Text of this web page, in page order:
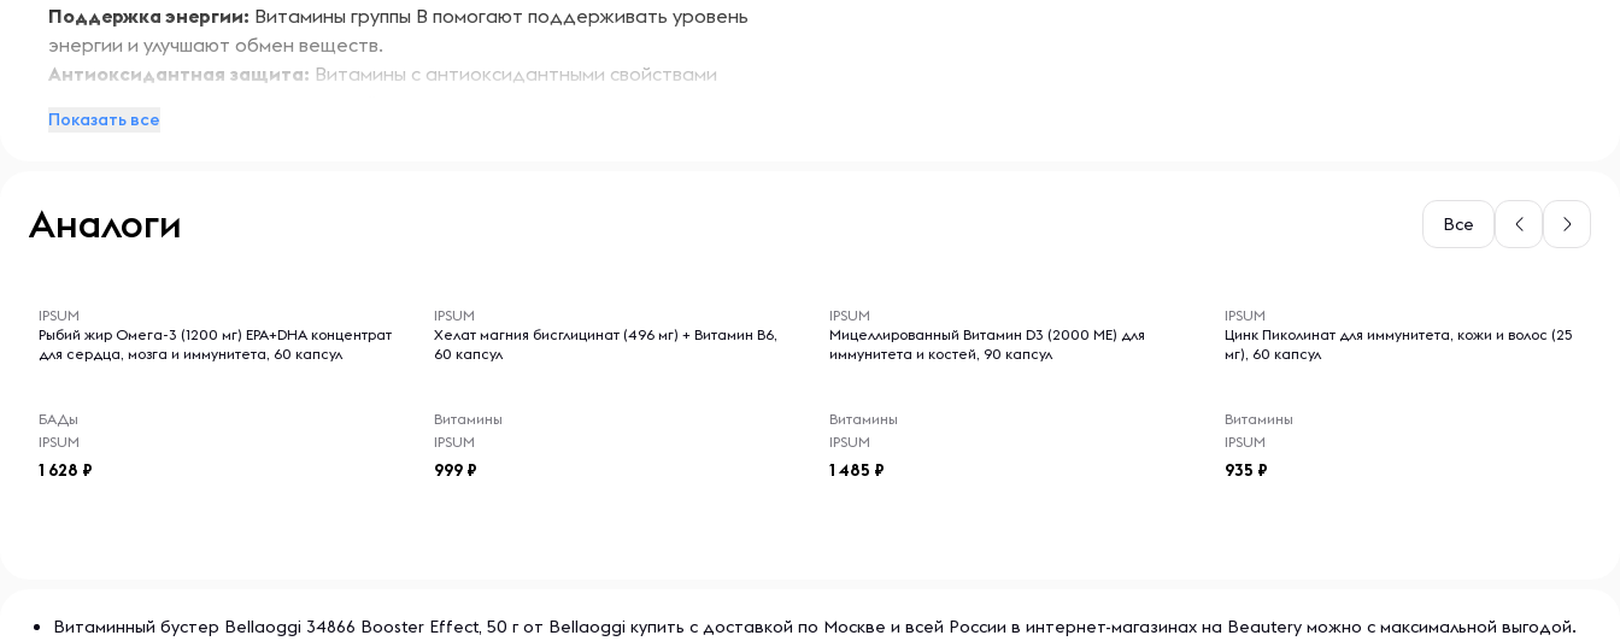
Поддержка энергии: Витамины группы B помогают поддерживать уровень
энергии и улучшают обмен веществ.
Антиоксидантная защита: Витамины с антиоксидантными свойствами
Здоровье кожи:
когнитивные функции.
Бустер имеет приятный вкус и удобную форму, что делает его легким в
использовании. Комплекс подходит для активных людей, нуждающихся в
Условия хранения:
Хранить в сухом и прохладном месте, вдали от прямых солнечных лучей и
Показать все
Аналоги Все
IPSUM
Рыбий жир Омега-3 (1200 мг) EPA+DHA концентрат
для сердца, мозга и иммунитета, 60 капсул
БАДы
IPSUM
1 628
IPSUM
Хелат магния бисглицинат (496 мг) + Витамин B6,
60 капсул
Витамины
IPSUM
999
IPSUM
Мицеллированный Витамин D3 (2000 МЕ) для
иммунитета и костей, 90 капсул
Витамины
IPSUM
1 485
IPSUM
Цинк Пиколинат для иммунитета, кожи и волос (25
мг), 60 капсул
Витамины
IPSUM
935
Витаминный бустер Bellaoggi 34866 Booster Effect, 50 г от Bellaoggi купить с доставкой по Москве и всей России в интернет-магазинах на Beautery можно с максимальной выгодой.